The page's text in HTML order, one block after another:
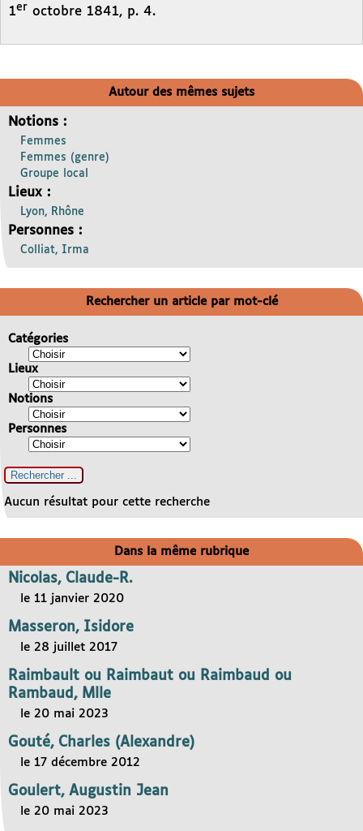
1er octobre 1841, p. 4.
Autour des mêmes sujets
Notions :
Femmes
Femmes (genre)
Groupe local
Lieux :
Lyon, Rhône
Personnes :
Colliat, Irma
Rechercher un article par mot-clé
Catégories
Lieux
Notions
Personnes
Aucun résultat pour cette recherche
Dans la même rubrique
Nicolas, Claude-R.
le 11 janvier 2020
Masseron, Isidore
le 28 juillet 2017
Raimbault ou Raimbaut ou Raimbaud ou
Rambaud, Mlle
le 20 mai 2023
Gouté, Charles (Alexandre)
le 17 décembre 2012
Goulert, Augustin Jean
le 20 mai 2023